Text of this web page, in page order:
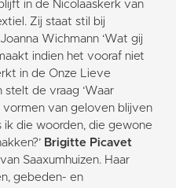
in de Nicolaaskerk van
Zij staat stil bij
Wichmann ‘Wat gij
indien het vooraf niet
in de Onze Lieve
stelt de vraag ‘Waar
van geloven blijven
ik die woorden, die gewone
Brigitte Picavet
Saaxumhuizen. Haar
gebeden- en